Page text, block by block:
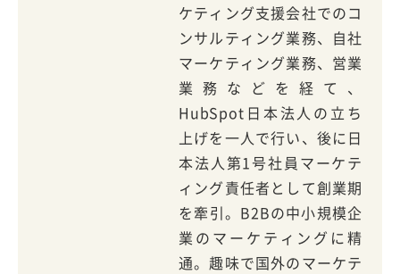
ケティング支援会社でのコ
ンサルティング業務、自社
マーケティング業務、営業
業務などを経て、
HubSpot日本法人の立ち
上げを一人で行い、後に日
本法人第1号社員マーケテ
ィング責任者として創業期
を牽引。B2Bの中小規模企
業のマーケティングに精
通。趣味で国外のマーケテ